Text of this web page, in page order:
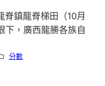
脊鎮龍脊梯田（10月
下，廣西龍勝各族自
分數